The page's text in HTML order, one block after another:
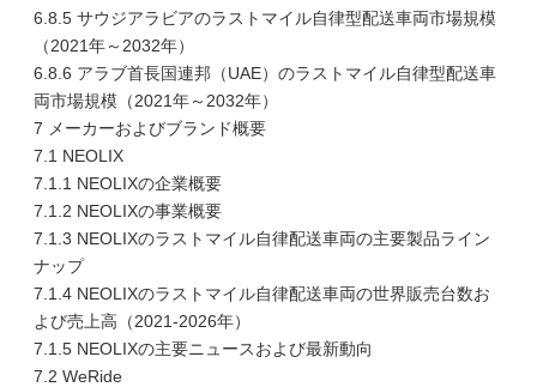
6.8.5 サウジアラビアのラストマイル自律型配送車両市場規模
（2021年～2032年）
6.8.6 アラブ首長国連邦（UAE）のラストマイル自律型配送車
両市場規模（2021年～2032年）
7 メーカーおよびブランド概要
7.1 NEOLIX
7.1.1 NEOLIXの企業概要
7.1.2 NEOLIXの事業概要
7.1.3 NEOLIXのラストマイル自律配送車両の主要製品ライン
ナップ
7.1.4 NEOLIXのラストマイル自律配送車両の世界販売台数お
よび売上高（2021-2026年）
7.1.5 NEOLIXの主要ニュースおよび最新動向
7.2 WeRide